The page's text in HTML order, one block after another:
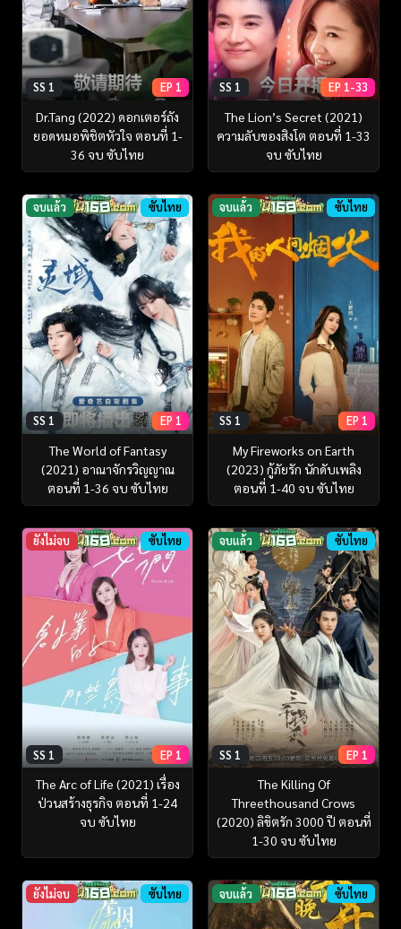
SS 1 EP 1
Dr.Tang (2022) ดอกเตอร์ถัง
ยอดหมอพิชิตหัวใจ ตอนที่ 1-
36 จบ ซับไทย
SS 1 EP 1-33
The Lion’s Secret (2021)
ความลับของสิงโต ตอนที่ 1-33
จบ ซับไทย
จบแล้ว ซับไทย
SS 1 EP 1
The World of Fantasy
(2021) อาณาจักรวิญญาณ
ตอนที่ 1-36 จบ ซับไทย
จบแล้ว ซับไทย
SS 1 EP 1
My Fireworks on Earth
(2023) กู้ภัยรัก นักดับเพลิง
ตอนที่ 1-40 จบ ซับไทย
ยังไม่จบ ซับไทย
SS 1 EP 1
The Arc of Life (2021) เรื่อง
ป่วนสร้างธุรกิจ ตอนที่ 1-24
จบ ซับไทย
จบแล้ว ซับไทย
SS 1 EP 1
The Killing Of
Threethousand Crows
(2020) ลิขิตรัก 3000 ปี ตอนที่
1-30 จบ ซับไทย
ยังไม่จบ ซับไทย จบแล้ว ซับไทย